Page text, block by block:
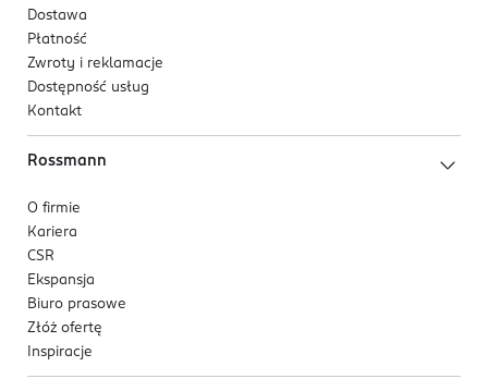
Dostawa
Płatność
Zwroty i reklamacje
Dostępność usług
Kontakt
Rossmann
O firmie
Kariera
CSR
Ekspansja
Biuro prasowe
Złóż ofertę
Inspiracje